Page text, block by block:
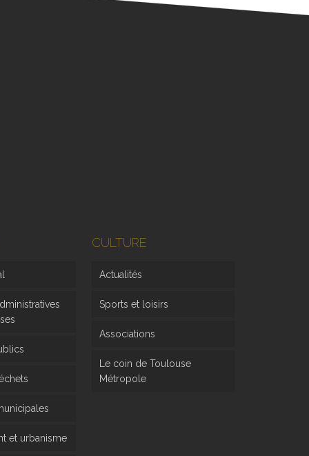
et urbanisme
CULTURE
Actualités
Sports et loisirs
Associations
Le coin de Toulouse
Métropole